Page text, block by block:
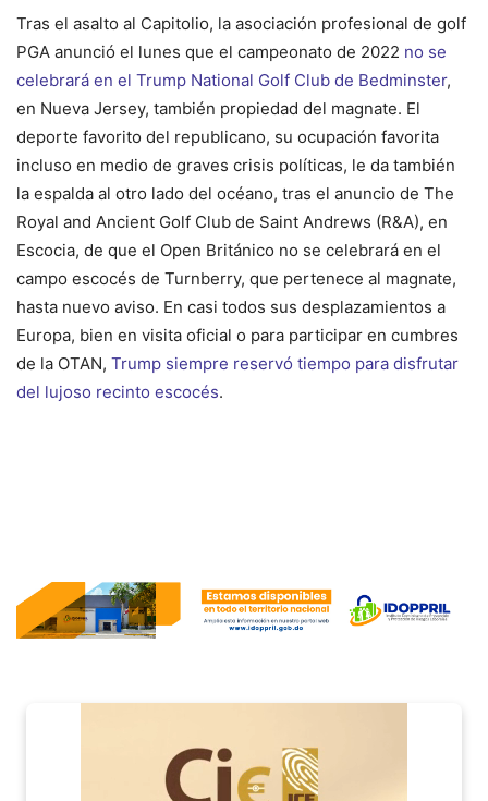
Tras el asalto al Capitolio, la asociación profesional de golf
PGA anunció el lunes que el campeonato de 2022 no se
celebrará en el Trump National Golf Club de Bedminster,
en Nueva Jersey, también propiedad del magnate. El
deporte favorito del republicano, su ocupación favorita
incluso en medio de graves crisis políticas, le da también
la espalda al otro lado del océano, tras el anuncio de The
Royal and Ancient Golf Club de Saint Andrews (R&A), en
Escocia, de que el Open Británico no se celebrará en el
campo escocés de Turnberry, que pertenece al magnate,
hasta nuevo aviso. En casi todos sus desplazamientos a
Europa, bien en visita oficial o para participar en cumbres
de la OTAN, Trump siempre reservó tiempo para disfrutar
del lujoso recinto escocés.